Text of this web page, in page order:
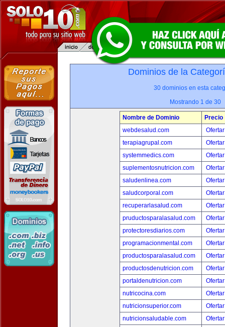
Dominios de la
30 dominios en esta
Mostrando 1 de 30
Nombre de Dominio
Precio
webdesalud.com
terapiagrupal.com
systemmedics.com
suplementosnutricion.com
saludenlinea.com
saludcorporal.com
recuperarlasalud.com
pruductosparalasalud.com
protectoresdiarios.com
programacionmental.com
productosparalasalud.com
productosdenutricion.com
portaldenutricion.com
nutricocina.com
nutricionsuperior.com
nutricionsaludable.com